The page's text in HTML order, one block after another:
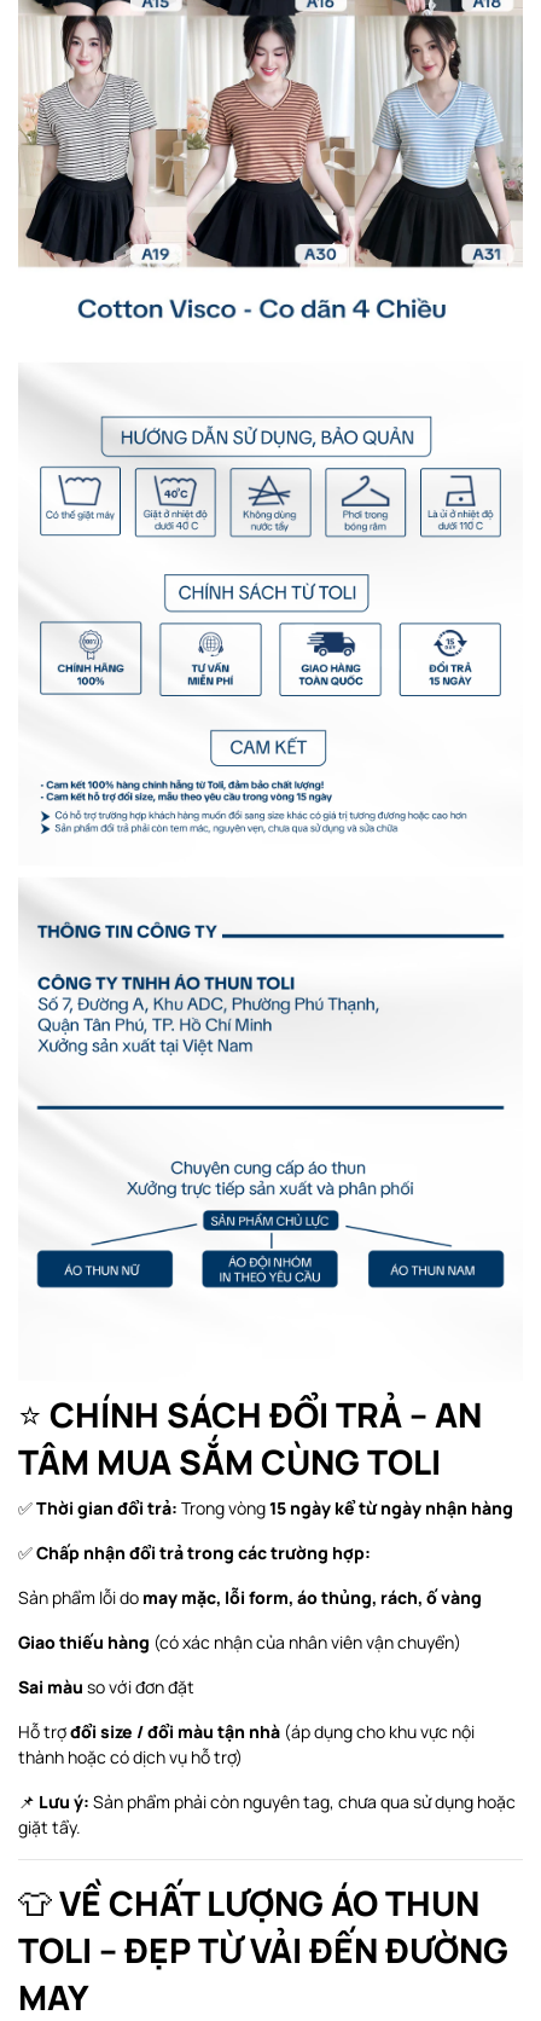
⭐ CHÍNH SÁCH ĐỔI TRẢ – AN
TÂM MUA SẮM CÙNG TOLI
✅Thời gian đổi trả: Trong vòng15 ngày kể từ ngày nhận hàng
✅Chấp nhận đổi trả trong các trường hợp:
Sản phẩm lỗi do may mặc, lỗi form, áo thủng, rách, ố vàng
Giao thiếu hàng (có xác nhận của nhân viên vận chuyển)
Sai màu so với đơn đặt
Hỗ trợđổi size / đổi màu tận nhà (áp dụng cho khu vực nội
thành hoặc có dịch vụ hỗ trợ)
📌 Lưu ý: Sản phẩm phải còn nguyên tag, chưa qua sử dụng hoặc
giặt tẩy.
👕VỀ CHẤT LƯỢNG ÁO THUN
TOLI – ĐẸP TỪ VẢI ĐẾN ĐƯỜNG
MAY